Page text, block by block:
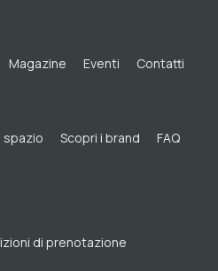
Magazine Eventi Contatti
spazio Scopri i brand
FAQ
di prenotazione